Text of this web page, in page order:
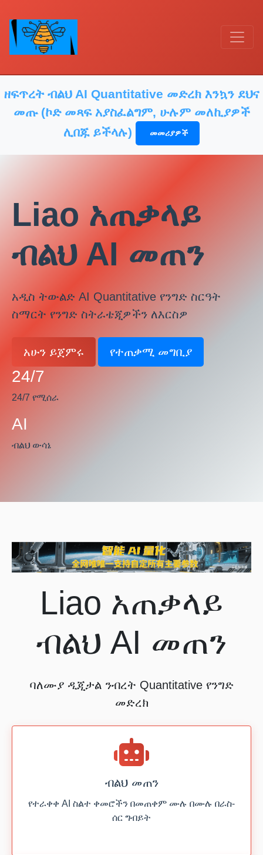
ዘፍጥረት ብልህ AI Quantitative መድረክ እንኳን ደህና
መጡ (ኮድ መጻፍ አያስፈልግም, ሁሉም መለኪያዎች
ሊበጁ ይችላሉ)
መመሪያዎች
Liao አጠቃላይ
ብልህ AI መጠን
አዲስ ትውልድ AI Quantitative የንግድ ስርዓት
ስማርት የንግድ ስትራቴጂዎችን ለእርስዎ
አሁን ይጀምሩ የተጠቃሚ መግቢያ
24/7
24/7 የሚሰራ
AI
ብልህ ውሳኔ
Liao አጠቃላይ
ብልህ AI መጠን
ባለሙያ ዲጂታል ንብረት Quantitative የንግድ
መድረክ
ብልህ መጠን
የተራቀቀ AI ስልተ ቀመሮችን በመጠቀም ሙሉ በሙሉ በራስ-
ሰር ግብይት